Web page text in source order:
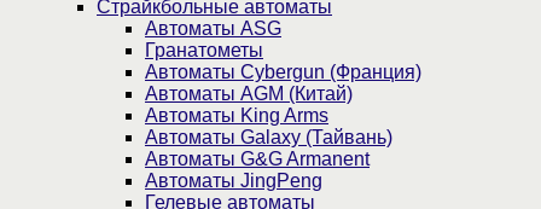
Страйкбольные автоматы
Автоматы ASG
Гранатометы
Автоматы Cybergun (Франция)
Автоматы AGM (Китай)
Автоматы King Arms
Автоматы Galaxy (Тайвань)
Автоматы G&G Armanent
Автоматы JingPeng
Гелевые автоматы